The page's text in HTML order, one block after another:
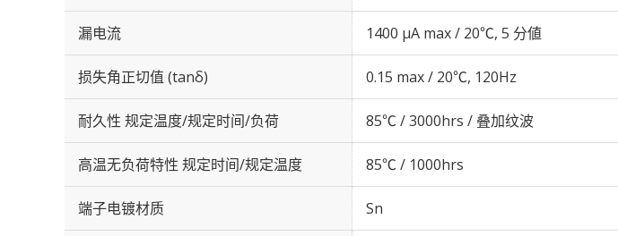
漏电流 1400 μA max / 20℃, 5 分値
损失角正切值 (tanδ) 0.15 max / 20℃, 120Hz
耐久性 规定温度/规定时间/负荷 85℃ / 3000hrs / 叠加纹波
高温无负荷特性 规定时间/规定温度 85℃ / 1000hrs
端子电镀材质 Sn